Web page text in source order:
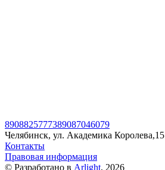
8908825777389087046079
Челябинск, ул. Академика Королева,15
Контакты
Правовая информация
© Разработано в Arlight, 2026